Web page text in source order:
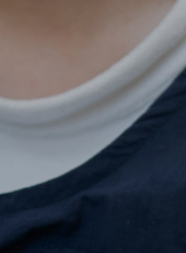
れ、厚生労働省の